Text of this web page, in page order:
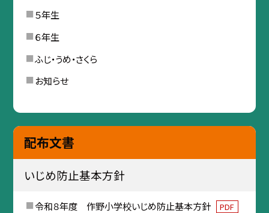
５年生
６年生
ふじ・うめ・さくら
お知らせ
配布文書
いじめ防止基本方針
令和８年度 作野小学校いじめ防止基本方針 PDF